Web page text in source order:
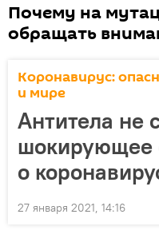
Почему на
обращать
Коронавирус:
и мире
Антитела не
шокирующее
о
27 января 2021, 14:16